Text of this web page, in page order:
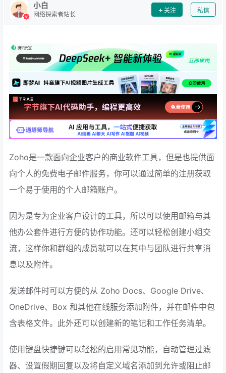
小白
网络探索者站长
关注 私信
Zoho是一款面向企业客户的商业软件工具，但是也提供面
向个人的免费电子邮件服务，你可以通过简单的注册获取
一个易于使用的个人邮箱账户。
因为是专为企业客户设计的工具，所以可以使用邮箱与其
他办公套件进行方便的协作功能。还可以轻松创建小组交
流，这样你和群组的成员就可以在其中与团队进行共享消
息以及附件。
发送邮件时可以方便的从 Zoho Docs、Google Drive、
OneDrive、Box 和其他在线服务添加附件，并在邮件中包
含表格文件。此外还可以创建新的笔记和工作任务清单。
使用键盘快捷键可以轻松的启用常见功能，自动管理过滤
器、设置假期回复以及将自定义域名添加到允许或阻止邮